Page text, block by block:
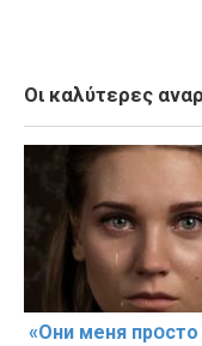
Οι καλύτερες
«Они меня